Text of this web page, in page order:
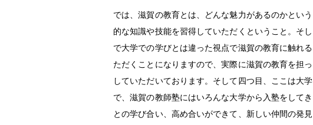
では、滋賀の教育とは、どんな魅力があるのかとい
的な知識や技能を習得していただくということ。そ
で大学での学びとは違った視点で滋賀の教育に触れ
ただくことになりますので、実際に滋賀の教育を担
していただいております。そして四つ目、ここは大
で、滋賀の教師塾にはいろんな大学から入塾をして
との学び合い、高め合いができて、新しい仲間の発